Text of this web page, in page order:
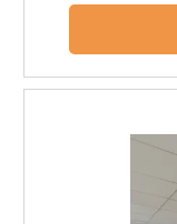
alumínio
facilitar a
sistemas
sendo
hospitais,